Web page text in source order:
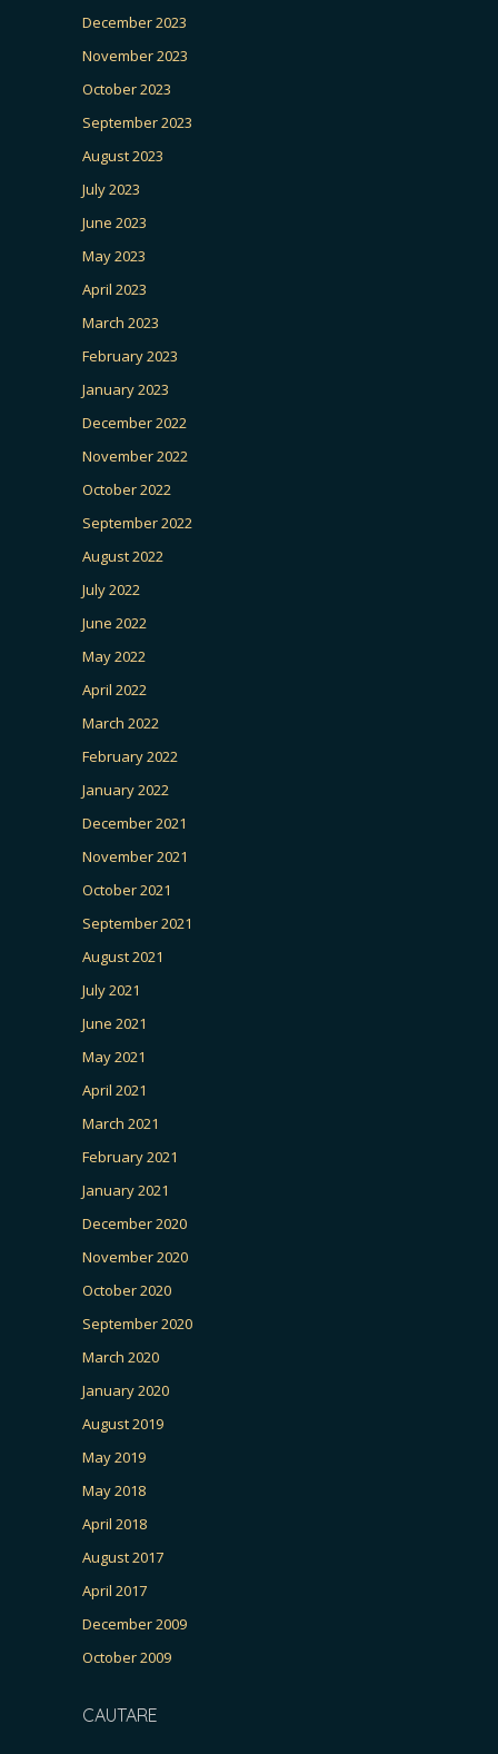
December 2023
November 2023
October 2023
September 2023
August 2023
July 2023
June 2023
May 2023
April 2023
March 2023
February 2023
January 2023
December 2022
November 2022
October 2022
September 2022
August 2022
July 2022
June 2022
May 2022
April 2022
March 2022
February 2022
January 2022
December 2021
November 2021
October 2021
September 2021
August 2021
July 2021
June 2021
May 2021
April 2021
March 2021
February 2021
January 2021
December 2020
November 2020
October 2020
September 2020
March 2020
January 2020
August 2019
May 2019
May 2018
April 2018
August 2017
April 2017
December 2009
October 2009
CAUTARE